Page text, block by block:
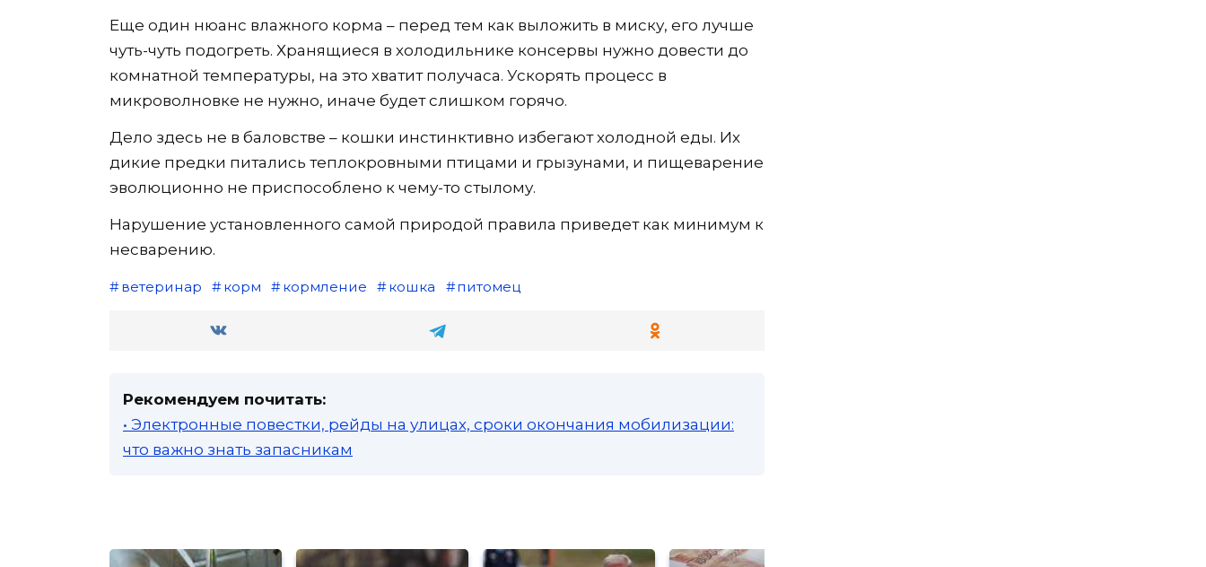
Еще один нюанс влажного корма – перед тем как выложить в миску, его лучше
чуть-чуть подогреть. Хранящиеся в холодильнике консервы нужно довести до
комнатной температуры, на это хватит получаса. Ускорять процесс в
микроволновке не нужно, иначе будет слишком горячо.
Дело здесь не в баловстве – кошки инстинктивно избегают холодной еды. Их
дикие предки питались теплокровными птицами и грызунами, и пищеварение
эволюционно не приспособлено к чему-то стылому.
Нарушение установленного самой природой правила приведет как минимум к
несварению.
ветеринар корм кормление кошка питомец
Рекомендуем почитать:
• Электронные повестки, рейды на улицах, сроки окончания мобилизации:
что важно знать запасникам